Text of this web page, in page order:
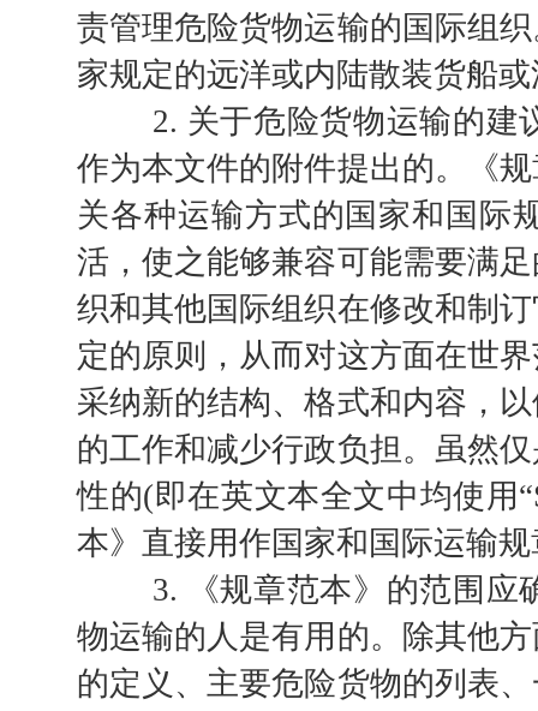
责管理危险货物运输的国际组
家规定的远洋或内陆散装货船
2. 关于危险货物运输的建议
作为本文件的附件提出的。《
关各种运输方式的国家和国际
活，使之能够兼容可能需要满
织和其他国际组织在修改和制
定的原则，从而对这方面在世
采纳新的结构、格式和内容，
的工作和减少行政负担。虽然
性的(即在英文本全文中均使用
本》直接用作国家和国际运输
3. 《规章范本》的范围应确
物运输的人是有用的。除其他
的定义、主要危险货物的列表